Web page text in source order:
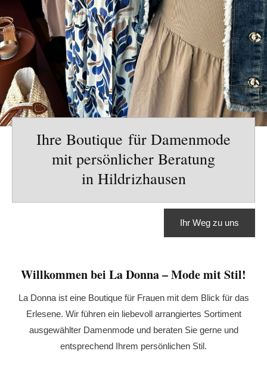
Ihre Boutique für Damenmode
mit persönlicher Beratung
in Hildrizhausen
Ihr Weg zu uns
Willkommen bei La Donna – Mode mit Stil!
La Donna ist eine Boutique für Frauen mit dem Blick für das
Erlesene. Wir führen ein liebevoll arrangiertes Sortiment
ausgewählter Damenmode und beraten Sie gerne und
entsprechend Ihrem persönlichen Stil.